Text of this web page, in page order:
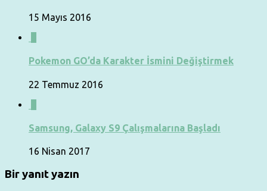
15 Mayıs 2016
Pokemon GO’da Karakter İsmini Değiştirmek
22 Temmuz 2016
Samsung, Galaxy S9 Çalışmalarına Başladı
16 Nisan 2017
Bir yanıt yazın